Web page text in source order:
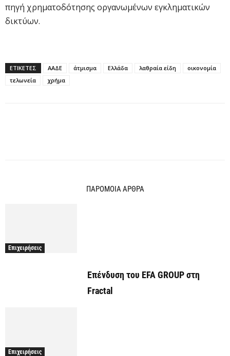
πηγή χρηματοδότησης οργανωμένων εγκληματικών
δικτύων.
ΕΤΙΚΕΤΕΣ ΑΑΔΕ άτμισμα Ελλάδα λαθραία είδη
οικονομία
τελωνεία
χρήμα
ΠΑΡΟΜΟΙΑ ΑΡΘΡΑ
Επιχειρήσεις
Επένδυση του EFA GROUP στη
Fractal
Επιχειρήσεις